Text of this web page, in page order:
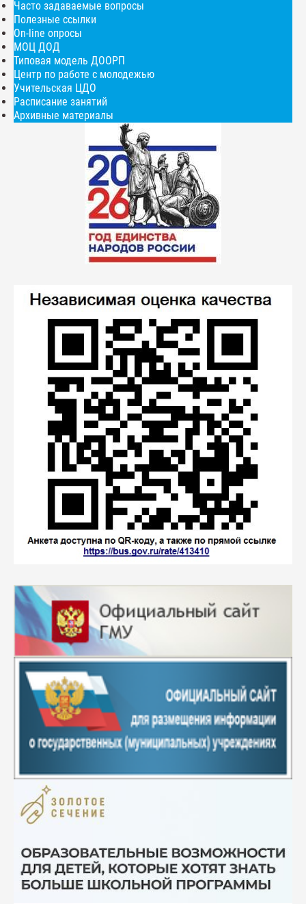
Часто задаваемые вопросы
Полезные ссылки
On-line опросы
МОЦ ДОД
Типовая модель ДООРП
Центр по работе с молодежью
Учительская ЦДО
Расписание занятий
Архивные материалы